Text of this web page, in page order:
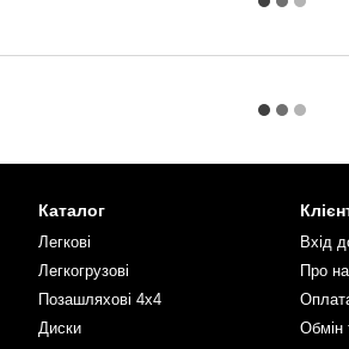
Каталог
Легкові
Легкогрузові
Позашляхові 4х4
Диски
Вхід
Про
Обмін